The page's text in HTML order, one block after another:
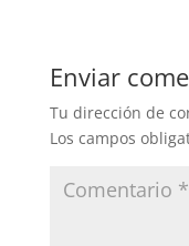
Enviar
Tu dirección de
Los campos